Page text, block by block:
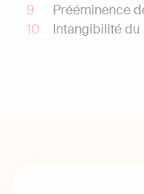
Prééminence
Intangibilité du